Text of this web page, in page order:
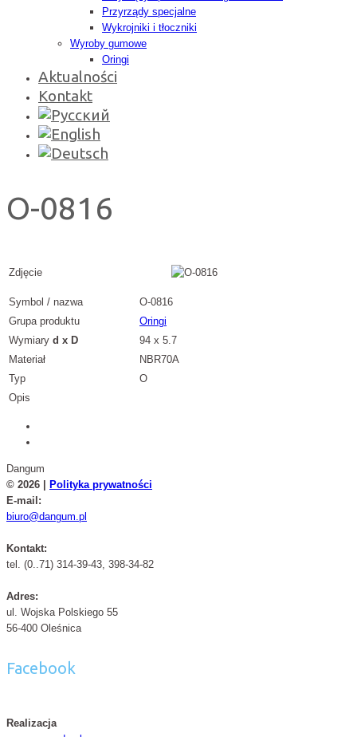
Przyrządy specjalne
Wykrojniki i tłoczniki
Wyroby gumowe
Oringi
Aktualności
Kontakt
O-0816
Zdjęcie
Symbol / nazwa
O-0816
Grupa produktu
Oringi
Wymiary d x D
94 x 5.7
Materiał
NBR70A
Typ
O
Opis
Dangum
© 2026 |
Polityka prywatności
E-mail:
biuro@dangum.pl
Kontakt:
tel. (0..71) 314-39-43, 398-34-82
Adres:
ul. Wojska Polskiego 55
56-400 Oleśnica
Facebook
Realizacja